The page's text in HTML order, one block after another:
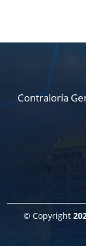
Contraloría
© Copyright